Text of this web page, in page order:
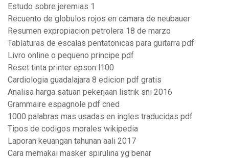
Estudo sobre jeremias 1
Recuento de globulos rojos en camara de neubauer
Resumen expropiacion petrolera 18 de marzo
Tablaturas de escalas pentatonicas para guitarra pdf
Livro online o pequeno principe pdf
Reset tinta printer epson l100
Cardiologia guadalajara 8 edicion pdf gratis
Analisa harga satuan pekerjaan listrik sni 2016
Grammaire espagnole pdf cned
1000 palabras mas usadas en ingles traducidas pdf
Tipos de codigos morales wikipedia
Laporan keuangan tahunan aali 2017
Cara memakai masker spirulina yg benar